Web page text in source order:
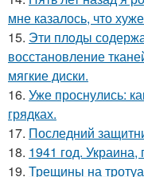
мне казалось, что
15. Эти плoды
восстановление
мягкие диски.
16. Уже проснулись:
грядках.
17. Последний
18. 1941 год.
19. Трещины на